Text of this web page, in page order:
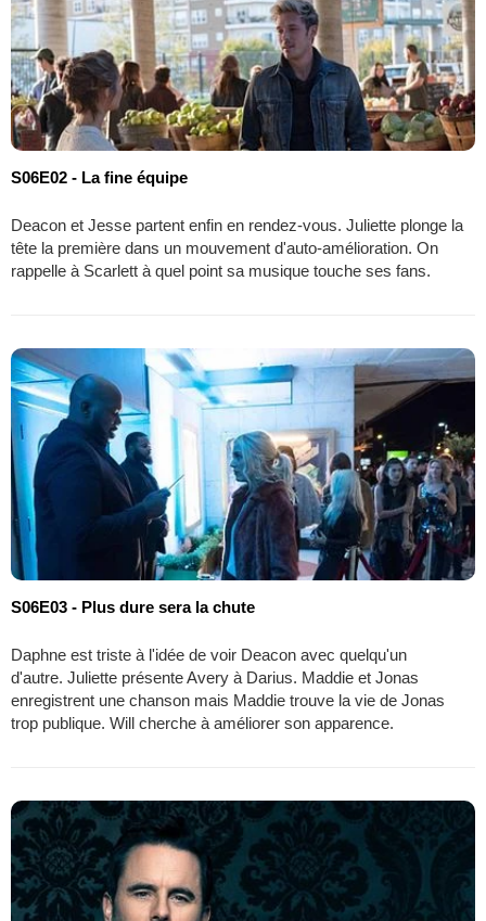
S06E02 - La fine équipe
Deacon et Jesse partent enfin en rendez-vous. Juliette plonge la
tête la première dans un mouvement d'auto-amélioration. On
rappelle à Scarlett à quel point sa musique touche ses fans.
S06E03 - Plus dure sera la chute
Daphne est triste à l'idée de voir Deacon avec quelqu'un
d'autre. Juliette présente Avery à Darius. Maddie et Jonas
enregistrent une chanson mais Maddie trouve la vie de Jonas
trop publique. Will cherche à améliorer son apparence.